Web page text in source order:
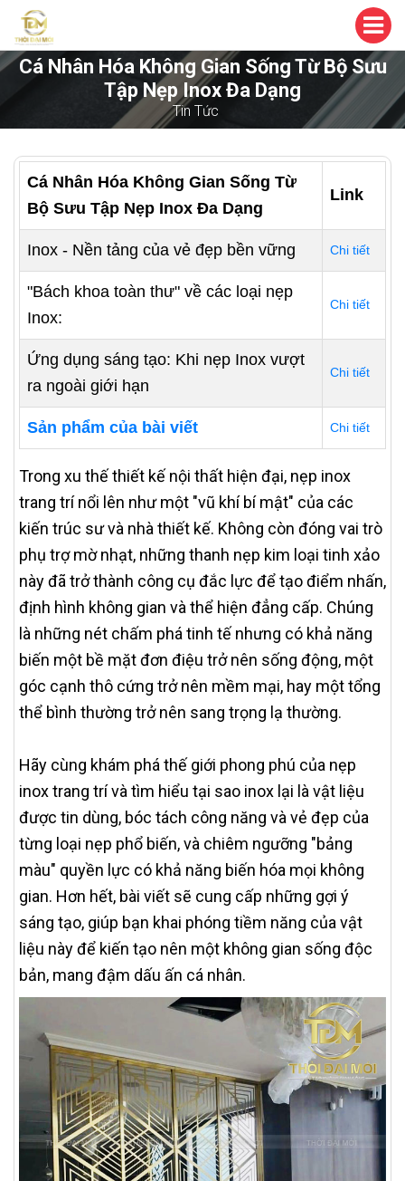
Cá Nhân Hóa Không Gian Sống Từ Bộ Sưu
Tập Nẹp Inox Đa Dạng
Tin Tức
Cá Nhân Hóa Không Gian Sống Từ
Bộ Sưu Tập Nẹp Inox Đa Dạng
Link
Inox - Nền tảng của vẻ đẹp bền vững Chi tiết
"Bách khoa toàn thư" về các loại nẹp
Inox:
Chi tiết
Ứng dụng sáng tạo: Khi nẹp Inox vượt
ra ngoài giới hạn
Chi tiết
Sản phẩm của bài viết Chi tiết
Trong xu thế thiết kế nội thất hiện đại, nẹp inox
trang trí nổi lên như một "vũ khí bí mật" của các
kiến trúc sư và nhà thiết kế. Không còn đóng vai trò
phụ trợ mờ nhạt, những thanh nẹp kim loại tinh xảo
này đã trở thành công cụ đắc lực để tạo điểm nhấn,
định hình không gian và thể hiện đẳng cấp. Chúng
là những nét chấm phá tinh tế nhưng có khả năng
biến một bề mặt đơn điệu trở nên sống động, một
góc cạnh thô cứng trở nên mềm mại, hay một tổng
thể bình thường trở nên sang trọng lạ thường.
Hãy cùng khám phá thế giới phong phú của nẹp
inox trang trí và tìm hiểu tại sao inox lại là vật liệu
được tin dùng, bóc tách công năng và vẻ đẹp của
từng loại nẹp phổ biến, và chiêm ngưỡng "bảng
màu" quyền lực có khả năng biến hóa mọi không
gian. Hơn hết, bài viết sẽ cung cấp những gợi ý
sáng tạo, giúp bạn khai phóng tiềm năng của vật
liệu này để kiến tạo nên một không gian sống độc
bản, mang đậm dấu ấn cá nhân.